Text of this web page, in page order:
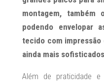
montagem, também
podendo envelopar
tecido com
ainda mais
Além de praticidade e